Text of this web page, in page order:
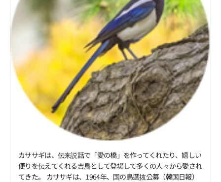
カササギは、伝来説話で「愛の橋」を作ってくれたり、嬉しい
便りを伝えてくれる吉鳥として登場して多くの人々から愛され
てきた。 カササギは、1964年、国の鳥選抜公募（韓国日報）